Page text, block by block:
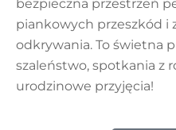
bezpieczna przestrzeń
piankowych przeszkód i
odkrywania. To świetna
szaleństwo, spotkania z
urodzinowe przyjęcia!